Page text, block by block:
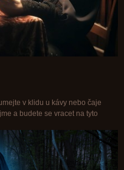
v klidu u kávy nebo čaje
a budete se vracet na tyto